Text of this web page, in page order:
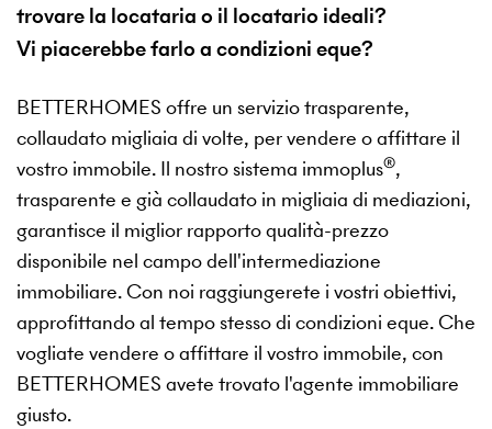
trovare la locataria o il locatario ideali?
Vi piacerebbe farlo a condizioni eque?
BETTERHOMES offre un servizio trasparente,
collaudato migliaia di volte, per vendere o affittare il
vostro immobile. Il nostro sistema immoplus®,
trasparente e già collaudato in migliaia di mediazioni,
garantisce il miglior rapporto qualità-prezzo
disponibile nel campo dell'intermediazione
immobiliare. Con noi raggiungerete i vostri obiettivi,
approfittando al tempo stesso di condizioni eque. Che
vogliate vendere o affittare il vostro immobile, con
BETTERHOMES avete trovato l'agente immobiliare
giusto.